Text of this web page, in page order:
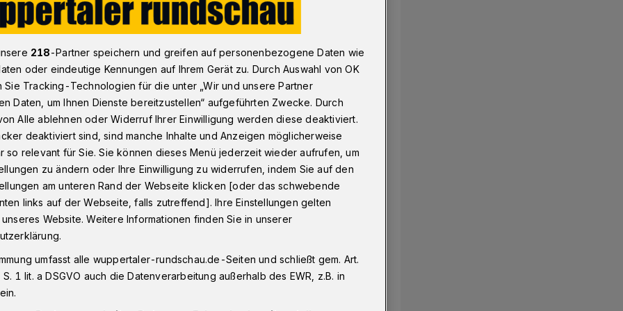
und Kameras bei Einbrüchen in Wuppertal gestohlen
und
die Wuppertaler Polizei am
Täter schlugen in der
des Verkaufscontainers eines
das Objekt mit
218-Partner speichern und greifen auf personenbezogene Daten wie
oder eindeutige Kennungen auf Ihrem Gerät zu. Durch Auswahl von OK
Sie Tracking-Technologien für die unter „Wir und unsere Partner
Daten, um Ihnen Dienste bereitzustellen“ aufgeführten Zwecke. Durch
Alle ablehnen oder Widerruf Ihrer Einwilligung werden diese deaktiviert.
deaktiviert sind, sind manche Inhalte und Anzeigen möglicherweise
so relevant für Sie. Sie können dieses Menü jederzeit wieder aufrufen, um
zu ändern oder Ihre Einwilligung zu widerrufen, indem Sie auf den
am unteren Rand der Webseite klicken [oder das schwebende
links auf der Webseite, falls zutreffend]. Ihre Einstellungen gelten
Website. Weitere Informationen finden Sie in unserer
umfasst alle wuppertaler-rundschau.de-Seiten und schließt gem. Art.
1 lit. a DSGVO auch die Datenverarbeitung außerhalb des EWR, z.B. in